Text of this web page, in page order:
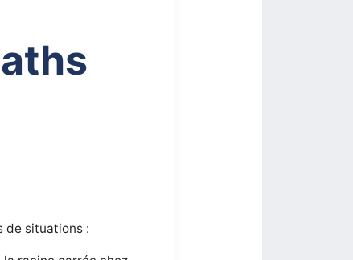
de situations :